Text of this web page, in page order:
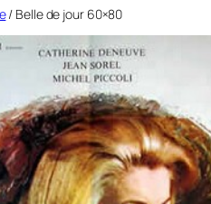
/ Belle de jour 60×80